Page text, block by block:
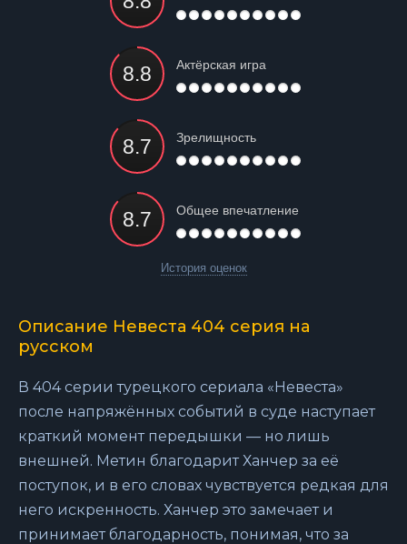
Актёрская игра
Зрелищность
Общее впечатление
История оценок
Описание Невеста 404 серия на
русском
В 404 серии турецкого сериала «Невеста»
после напряжённых событий в суде наступает
краткий момент передышки — но лишь
внешней. Метин благодарит Ханчер за её
поступок, и в его словах чувствуется редкая для
него искренность. Ханчер это замечает и
принимает благодарность, понимая, что за